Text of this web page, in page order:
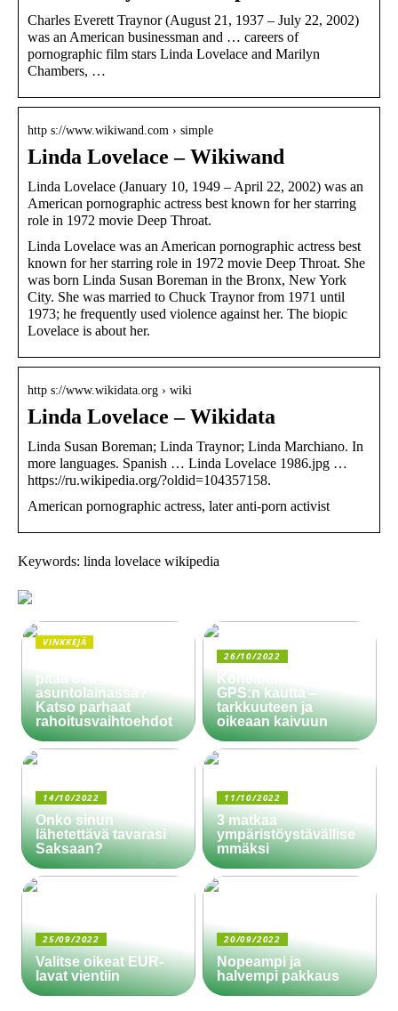
Charles Everett Traynor (August 21, 1937 – July 22, 2002)
was an American businessman and … careers of
pornographic film stars Linda Lovelace and Marilyn
Chambers, …
http s://www.wikiwand.com › simple
Linda Lovelace – Wikiwand
Linda Lovelace (January 10, 1949 – April 22, 2002) was an
American pornographic actress best known for her starring
role in 1972 movie Deep Throat.
Linda Lovelace was an American pornographic actress best
known for her starring role in 1972 movie Deep Throat. She
was born Linda Susan Boreman in the Bronx, New York
City. She was married to Chuck Traynor from 1971 until
1973; he frequently used violence against her. The biopic
Lovelace is about her.
http s://www.wikidata.org › wiki
Linda Lovelace – Wikidata
Linda Susan Boreman; Linda Traynor; Linda Marchiano. In
more languages. Spanish … Linda Lovelace 1986.jpg …
https://ru.wikipedia.org/?oldid=104357158.
American pornographic actress, later anti-porn activist
Keywords: linda lovelace wikipedia
VINKKEJÄ
pitää olla
asuntolainassa?
Katso parhaat
rahoitusvaihtoehdot
26/10/2022
Koneiden ohjaus
GPS:n kautta –
tarkkuuteen ja
oikeaan kaivuun
14/10/2022
Onko sinun
lähetettävä tavarasi
Saksaan?
11/10/2022
3 matkaa
ympäristöystävällise
mmäksi
25/09/2022
Valitse oikeat EUR-
lavat vientiin
20/09/2022
Nopeampi ja
halvempi pakkaus